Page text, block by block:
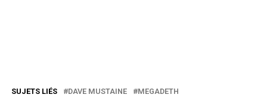
SUJETS LIÉS DAVE MUSTAINE MEGADETH